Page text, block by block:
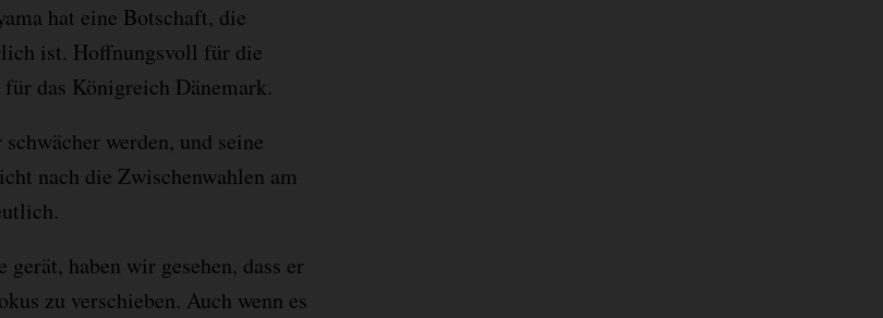
hat eine Botschaft, die
ist. Hoffnungsvoll für die
das Königreich Dänemark.
werden, und seine
nach die Zwischenwahlen am
haben wir gesehen, dass er
zu verschieben. Auch wenn es